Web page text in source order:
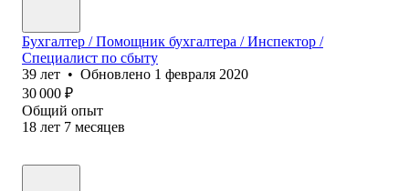
Бухгалтер / Помощник бухгалтера / Инспектор /
Специалист по сбыту
39 лет • Обновлено 1 февраля 2020
30 000 ₽
Общий опыт
18 лет 7 месяцев